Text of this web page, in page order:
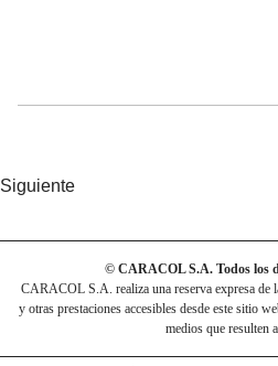
Siguiente
© CARACOL S.A. Todos los
CARACOL S.A. realiza una reserva expresa de
y otras prestaciones accesibles desde este sitio
medios que resulten